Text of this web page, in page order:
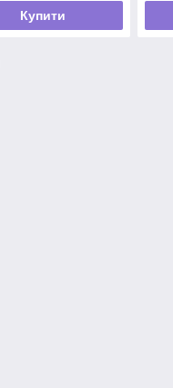
Купити